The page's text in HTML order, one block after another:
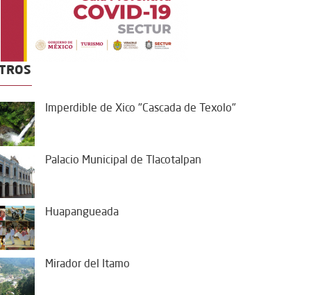
Imperdible de Xico "Cascada de Texolo"
Palacio Municipal de Tlacotalpan
Huapangueada
Mirador del Itamo